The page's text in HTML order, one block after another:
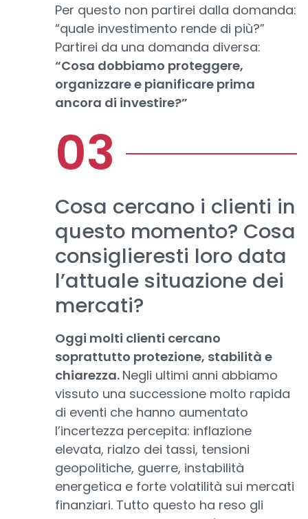
Per questo non partirei dalla domanda:
“quale investimento rende di più?”
Partirei da una domanda diversa:
“Cosa dobbiamo proteggere,
organizzare e pianificare prima
ancora di investire?”
Cosa cercano i clienti in
questo momento? Cosa
consiglieresti loro data
l’attuale situazione dei
mercati?
Oggi molti clienti cercano
soprattutto protezione, stabilità e
chiarezza. Negli ultimi anni abbiamo
vissuto una successione molto rapida
di eventi che hanno aumentato
l’incertezza percepita: inflazione
elevata, rialzo dei tassi, tensioni
geopolitiche, guerre, instabilità
energetica e forte volatilità sui mercati
finanziari. Tutto questo ha reso gli